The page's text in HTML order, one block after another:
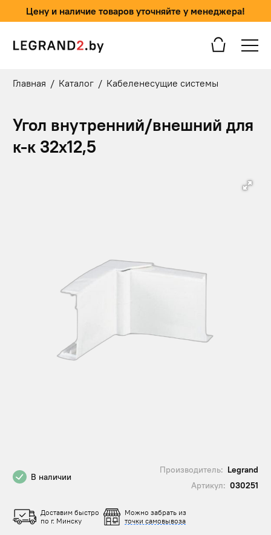
Цену и наличие товаров уточняйте у менеджера!
Главная / Каталог / Кабеленесущие системы
Угол внутренний/внешний для
к-к 32х12,5
В наличии
Производитель: Legrand
Артикул: 030251
Доставим быстро
по г. Минску
Можно забрать из
точки самовывоза